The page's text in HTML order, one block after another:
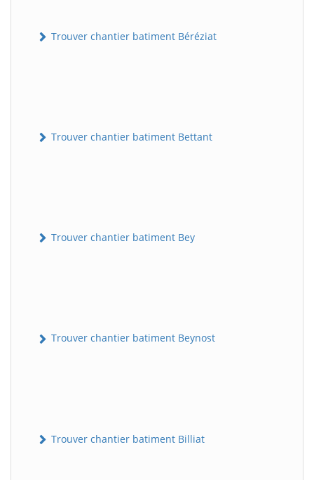
Trouver chantier batiment Béréziat
Trouver chantier batiment Bettant
Trouver chantier batiment Bey
Trouver chantier batiment Beynost
Trouver chantier batiment Billiat